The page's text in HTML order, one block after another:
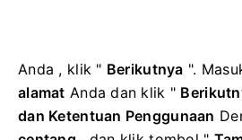
Anda , klik " Berikutnya ".
alamat Andadan klik "
dan Ketentuan Penggunaan